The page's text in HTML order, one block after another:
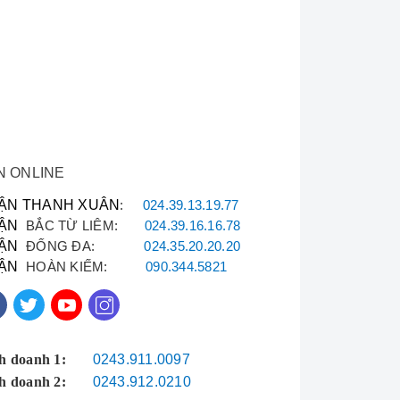
ủng hộ dài dài."
qua thông tin dưới đây:
ONLINE
THANH XUÂN : 024.39.13.19.77
BẮC TỪ LIÊM: 024.39.16.16.78
ĐỐNG ĐA:024.35.20.20.20
HOÀN KIẾM:090.344.5821
doanh 1:
0243.911.0097
doanh 2:
0243.912.0210